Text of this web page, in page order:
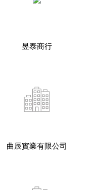
昱泰商行
曲辰實業有限公司